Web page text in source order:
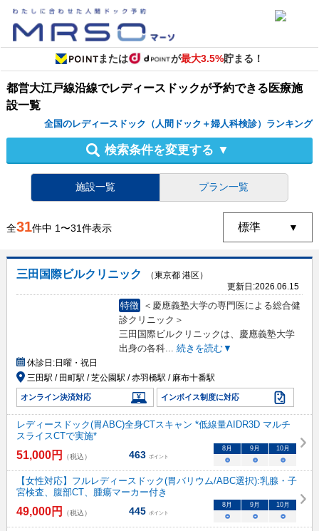
または が最大3.5%貯まる！
都営大江戸線沿線でレディースドックが予約できる医療施
設一覧
全国のレディースドック（人間ドック＋婦人科検診）ランキング
検索条件を変更する ▼
施設一覧 プラン一覧
全31件中 1〜31件表示
三田国際ビルクリニック
（東京都 港区）
更新日:2026.06.15
特徴
＜慶應義塾大学の専門医による総合健
診クリニック＞
三田国際ビルクリニックは、慶應義塾大学
出身の各科... 続きを読む▼
休診日:日曜・祝日
三田駅 / 田町駅 / 芝公園駅 / 赤羽橋駅 / 麻布十番駅
オンライン決済対応 インボイス制度に対応
レディースドック(胃ABC)全身CTスキャン *低線量AIDR3D マルチ
スライスCTで実施*
51,000円 （税込） 463 ポイント
8月 9月 10月
○ ○ ○
【女性対応】フルレディースドック(胃バリウム/ABC選択):乳腺・子
宮検査、腹部CT、腫瘍マーカー付き
49,000円 （税込） 445 ポイント
8月 9月 10月
○ ○ ○